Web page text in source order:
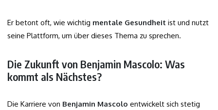
Er betont oft, wie wichtig mentale Gesundheit ist und nutzt
seine Plattform, um über dieses Thema zu sprechen.
Die Zukunft von Benjamin Mascolo: Was
kommt als Nächstes?
Die Karriere von Benjamin Mascolo entwickelt sich stetig